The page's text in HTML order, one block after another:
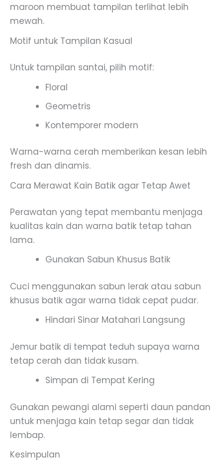
maroon membuat tampilan terlihat lebih
mewah.
Motif untuk Tampilan Kasual
Untuk tampilan santai, pilih motif:
Floral
Geometris
Kontemporer modern
Warna-warna cerah memberikan kesan lebih
fresh dan dinamis.
Cara Merawat Kain Batik agar Tetap Awet
Perawatan yang tepat membantu menjaga
kualitas kain dan warna batik tetap tahan
lama.
Gunakan Sabun Khusus Batik
Cuci menggunakan sabun lerak atau sabun
khusus batik agar warna tidak cepat pudar.
Hindari Sinar Matahari Langsung
Jemur batik di tempat teduh supaya warna
tetap cerah dan tidak kusam.
Simpan di Tempat Kering
Gunakan pewangi alami seperti daun pandan
untuk menjaga kain tetap segar dan tidak
lembap.
Kesimpulan